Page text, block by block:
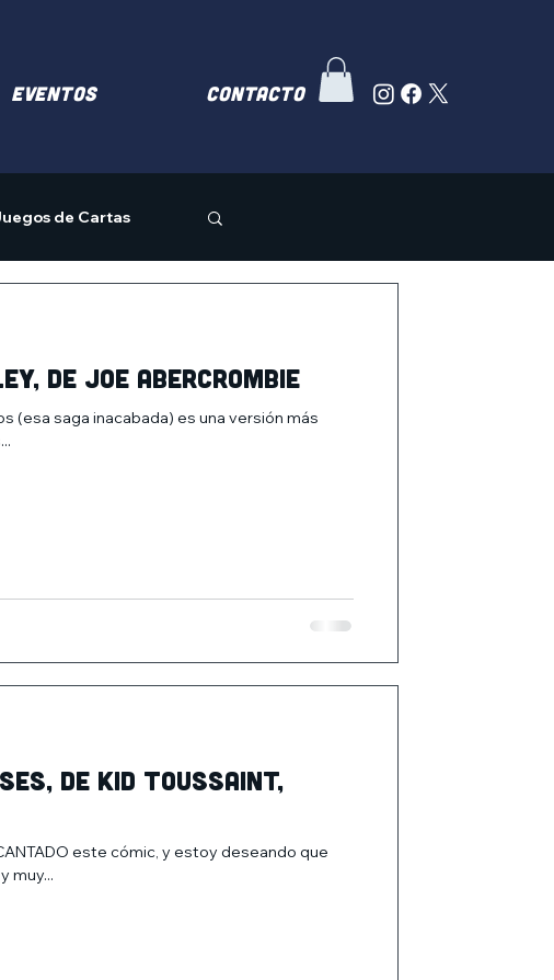
EVENTOS Contacto
de Cartas
de Joe Abercrombie
(esa saga inacabada) es una versión más
de Kid Toussaint,
este cómic, y estoy deseando que
muy...